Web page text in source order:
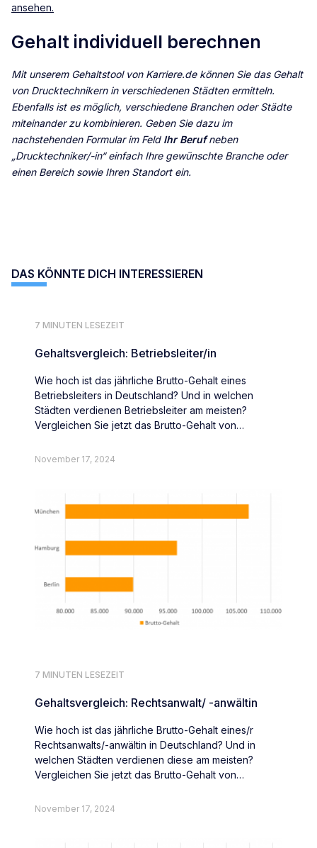
ansehen.
Gehalt individuell berechnen
Mit unserem Gehaltstool von Karriere.de können Sie das Gehalt
von Drucktechnikern in verschiedenen Städten ermitteln.
Ebenfalls ist es möglich, verschiedene Branchen oder Städte
miteinander zu kombinieren. Geben Sie dazu im
nachstehenden Formular im Feld Ihr Berufneben
„Drucktechniker/-in“ einfach Ihre gewünschte Branche oder
einen Bereich sowie Ihren Standort ein.
DAS KÖNNTE DICH INTERESSIEREN
7 MINUTEN LESEZEIT
Gehaltsvergleich: Betriebsleiter/in
Wie hoch ist das jährliche Brutto-Gehalt eines
Betriebsleiters in Deutschland? Und in welchen
Städten verdienen Betriebsleiter am meisten?
Vergleichen Sie jetzt das Brutto-Gehalt von
November 17, 2024
7 MINUTEN LESEZEIT
Gehaltsvergleich: Rechtsanwalt/ -anwältin
Wie hoch ist das jährliche Brutto-Gehalt eines/r
Rechtsanwalts/-anwältin in Deutschland? Und in
welchen Städten verdienen diese am meisten?
Vergleichen Sie jetzt das Brutto-Gehalt von
November 17, 2024